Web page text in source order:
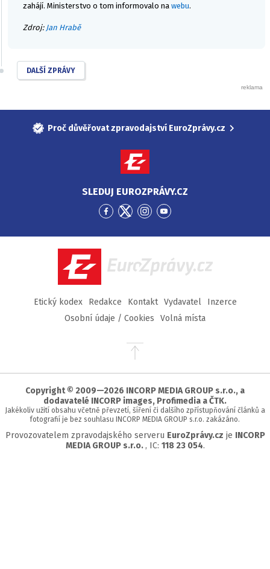
zahájí. Ministerstvo o tom informovalo na webu.
Zdroj: Jan Hrabě
DALŠÍ ZPRÁVY
Proč důvěřovat zpravodajství EuroZprávy.cz
SLEDUJ EUROZPRÁVY.CZ
Přejít
Facebook
Přejít
Twitter
Přejít
Instagram
Přejít
YouTube
EuroZprávy.cz
Etický kodex Redakce Kontakt Vydavatel
Inzerce
Osobní údaje / Cookies
Volná místa
Přejít
stránky
Copyright © 2009—2026 INCORP MEDIA GROUP s.r.o., a
dodavatelé INCORP images, Profimedia a ČTK.
Jakékoliv užití obsahu včetně převzetí, šíření či dalšího zpřístupňování článků a
fotografií je bez souhlasu INCORP MEDIA GROUP s.r.o. zakázáno.
Provozovatelem zpravodajského serveru EuroZprávy.cz je INCORP
MEDIA GROUP s.r.o. , IC: 118 23 054.